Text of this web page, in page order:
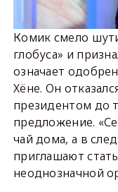
Комик смело
глобуса» и
означает
Хёне. Он
президентом до
предложение.
чай дома, а в
приглашают
неоднозначной